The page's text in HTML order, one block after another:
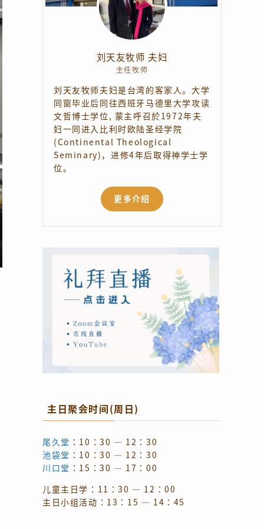
刘天友牧师 夫妇
主任牧师
刘天友牧师夫妇是台湾的客家人。大学
同窗毕业后同往西班牙马德里大学攻读
文哲博士学位, 蒙主呼召於1972年夫
妇一同进入比利时欧陆圣经学院
(Continental Theological
Seminary)，进修4年后取得神学士学
位。
更多介绍
主日聚会时间(周日)
尾久堂 ：10：30 — 12：30
池袋堂 ：10：30 — 12：30
川口堂 ：15：30 — 17：00
儿童主日学：11：30 — 12：00
主日小组活动：13：15 — 14：45